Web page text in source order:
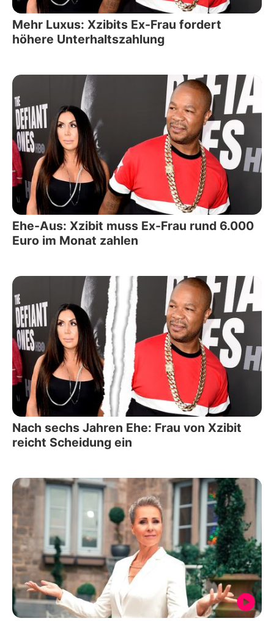
Mehr Luxus: Xzibits Ex-Frau fordert
höhere Unterhaltszahlung
Ehe-Aus: Xzibit muss Ex-Frau rund 6.000
Euro im Monat zahlen
Nach sechs Jahren Ehe: Frau von Xzibit
reicht Scheidung ein